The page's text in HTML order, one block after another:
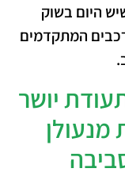
היום בשוק
המתקדמים
יושר